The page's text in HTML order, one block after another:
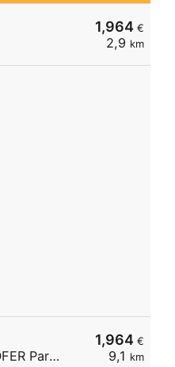
1,964 €
2,9 km
1,964 €
9,1 km
Haidäckerstrasse 4 (am HOFER Parkplatz)